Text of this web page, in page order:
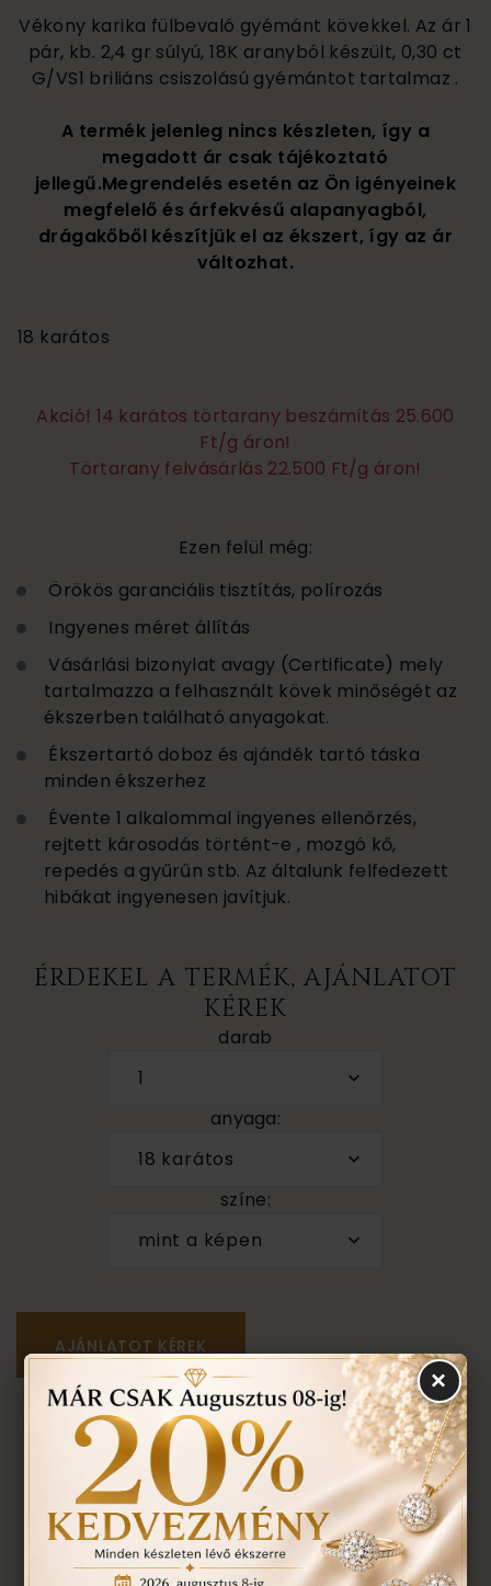
Vékony karika fülbevaló gyémánt kövekkel. Az ár 1
pár, kb. 2,4 gr súlyú, 18K aranyból készült, 0,30 ct
G/VS1 briliáns csiszolású gyémántot tartalmaz .
A termék jelenleg nincs készleten, így a
megadott ár csak tájékoztató
jellegű.Megrendelés esetén az Ön igényeinek
megfelelő és árfekvésű alapanyagból,
drágakőből készítjük el az ékszert, így az ár
változhat.
18 karátos
Akció! 14 karátos törtarany beszámítás 25.600
Ft/g áron!
Törtarany felvásárlás 22.500 Ft/g áron!
Ezen felül még:
Örökös garanciális tisztítás, polírozás
Ingyenes méret állítás
Vásárlási bizonylat avagy (Certificate) mely
tartalmazza a felhasznált kövek minőségét az
ékszerben található anyagokat.
Ékszertartó doboz és ajándék tartó táska
minden ékszerhez
Évente 1 alkalommal ingyenes ellenőrzés,
rejtett károsodás történt-e , mozgó kő,
repedés a gyűrűn stb. Az általunk felfedezett
hibákat ingyenesen javítjuk.
ÉRDEKEL A TERMÉK, AJÁNLATOT
KÉREK
darab
1
anyaga:
18 karátos
színe:
mint a képen
Személyes megtekintés a Budapest VII. kerület,
Király u. 1/b címen található üzletünkben történik.
VISSZA A TERMÉKEKHEZ
×